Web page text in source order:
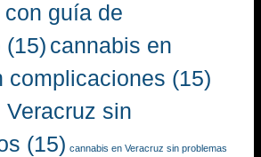
guía de
(15) cannabis en
complicaciones (15)
sin
(15) cannabis en Veracruz sin problemas